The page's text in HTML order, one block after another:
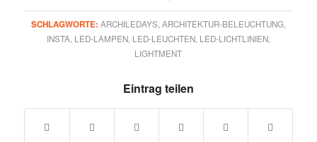
SCHLAGWORTE: ARCHILEDAYS ARCHITEKTUR-BELEUCHTUNG,
INSTA LED-LAMPEN, LED-LEUCHTEN, LED-LICHTLINIEN,
LIGHTMENT
Eintrag teilen